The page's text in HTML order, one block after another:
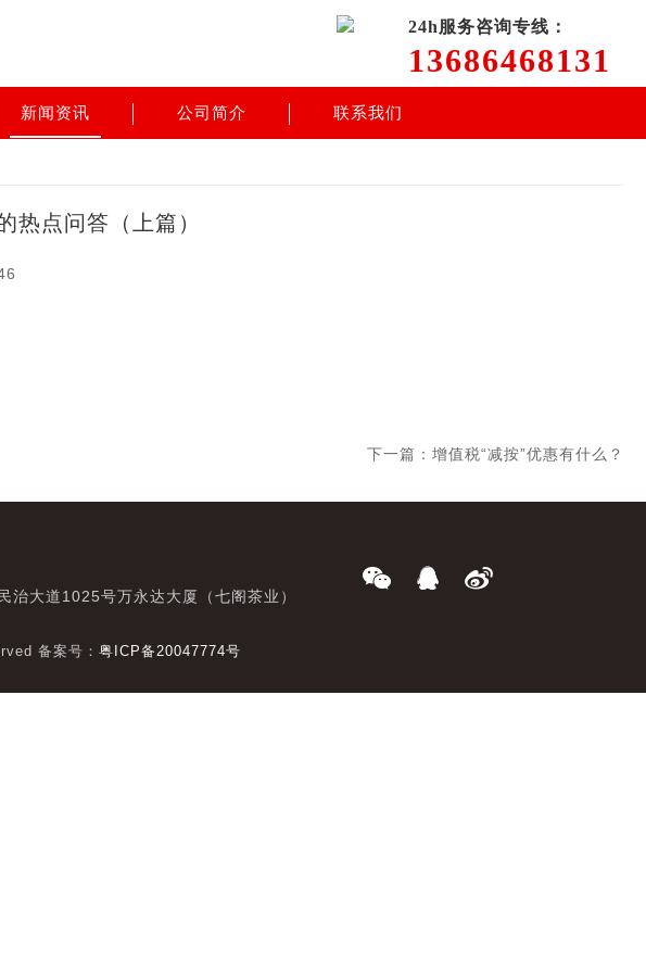
24h服务咨询专线：
13686468131
新闻资讯 公司简介 联系我们
热点问答（上篇）
下一篇：增值税“减按”优惠有什么？
治大道1025号万永达大厦（七阁茶业）
备案号： 粤ICP备20047774号